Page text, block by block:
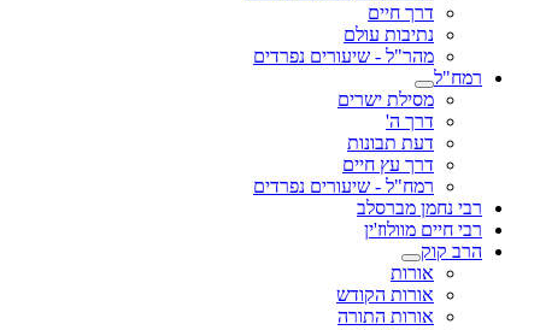
דרך חיים
נתיבות עולם
מהר"ל - שיעורים נפרדים
רמח"ל
מסילת ישרים
דרך ה'
דעת תבונות
דרך עץ חיים
רמח"ל - שיעורים נפרדים
רבי נחמן מברסלב
רבי חיים מוולוז'ין
הרב קוק
אורות
אורות הקודש
אורות התורה